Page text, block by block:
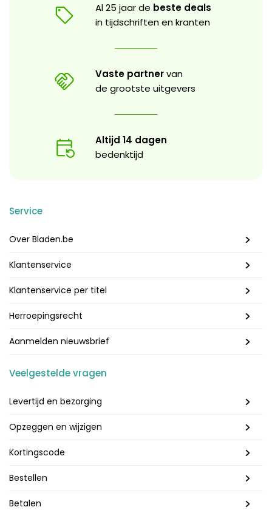
Al 25 jaar de beste deals
in tijdschriften en kranten
Vaste partnervan
de grootste uitgevers
Altijd 14 dagen
bedenktijd
Service
Over Bladen.be
Klantenservice
Klantenservice per titel
Herroepingsrecht
Aanmelden nieuwsbrief
Veelgestelde vragen
Levertijd en bezorging
Opzeggen en wijzigen
Kortingscode
Bestellen
Betalen